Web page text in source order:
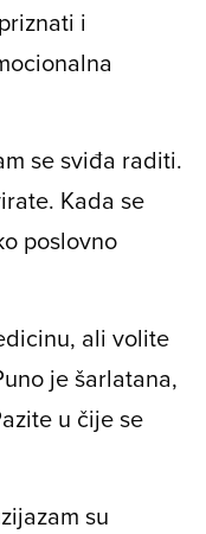
i
se sviđa raditi.
Kada se
poslovno
ali volite
je šarlatana,
u čije se
su